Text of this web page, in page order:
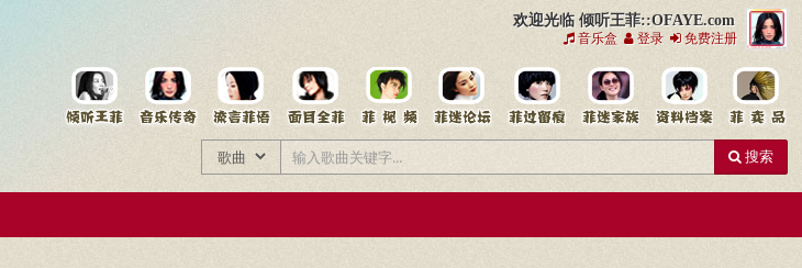
欢迎光临 倾听王菲::OFAYE.com
音乐盒 登录 免费注册
搜索